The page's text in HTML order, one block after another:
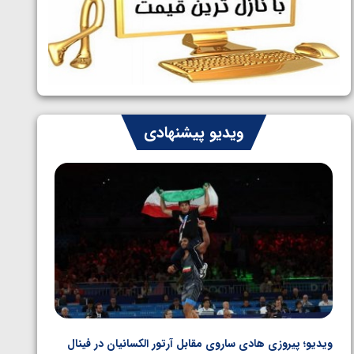
دوم کشتی فرنگی نوجوانان جهان
1405/05/06
ویدیو پیشنهادی
ویدیو؛ پیروزی هادی ساروی مقابل آرتور الکسانیان در فینال